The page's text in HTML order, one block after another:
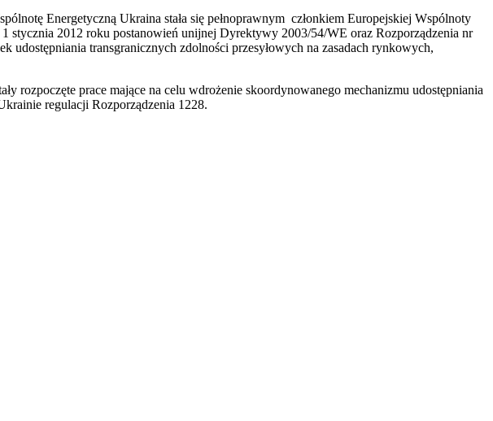
Energetyczną Ukraina stała się pełnoprawnym członkiem Europejskiej Wspólnoty
stycznia 2012 roku postanowień unijnej Dyrektywy 2003/54/WE oraz Rozporządzenia nr
udostępniania transgranicznych zdolności przesyłowych na zasadach rynkowych,
rozpoczęte prace mające na celu wdrożenie skoordynowanego mechanizmu udostępniania
regulacji Rozporządzenia 1228.